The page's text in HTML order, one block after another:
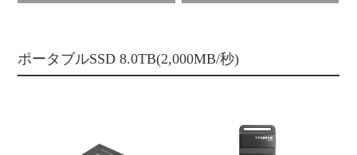
ポータブルSSD 8.0TB(2,000MB/秒)